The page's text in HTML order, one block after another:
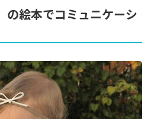
の絵本でコミュニケーシ